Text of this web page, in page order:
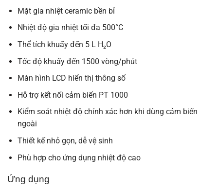
Mặt gia nhiệt ceramic bền bỉ
Nhiệt độ gia nhiệt tối đa 500°C
Thể tích khuấy đến 5 L H₂O
Tốc độ khuấy đến 1500 vòng/phút
Màn hình LCD hiển thị thông số
Hỗ trợ kết nối cảm biến PT 1000
Kiểm soát nhiệt độ chính xác hơn khi dùng cảm biến
ngoài
Thiết kế nhỏ gọn, dễ vệ sinh
Phù hợp cho ứng dụng nhiệt độ cao
Ứng dụng